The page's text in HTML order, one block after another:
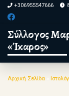
Skip to content
+306955547666
Σύλλογος
«Ίκαρος»
Αρχική Σελίδα